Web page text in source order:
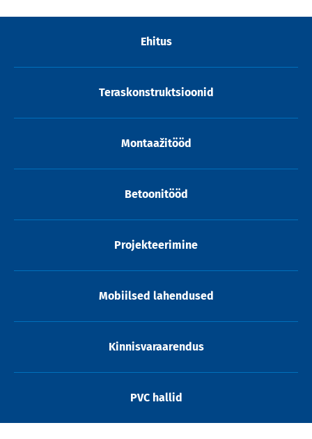
Ehitus
Teraskonstruktsioonid
Montaažitööd
Betoonitööd
Projekteerimine
Mobiilsed lahendused
Kinnisvaraarendus
PVC hallid